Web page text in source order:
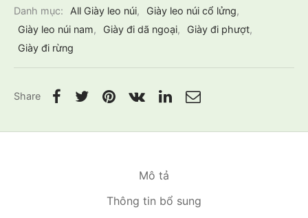
Danh mục:
All Giày leo núi, Giày leo núi cổ lửng,
Giày leo núi nam, Giày đi dã ngoại, Giày đi phượt,
Giày đi rừng
Share
Mô tả
Thông tin bổ sung